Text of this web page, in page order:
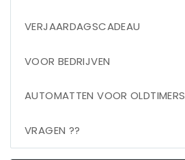
VERJAARDAGSCADEAU
VOOR BEDRIJVEN
AUTOMATTEN VOOR OLDTIMERS
VRAGEN ??